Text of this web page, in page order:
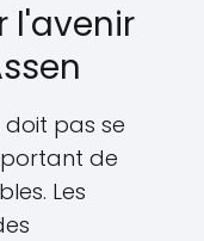
l'avenir
doit pas se
de
Les